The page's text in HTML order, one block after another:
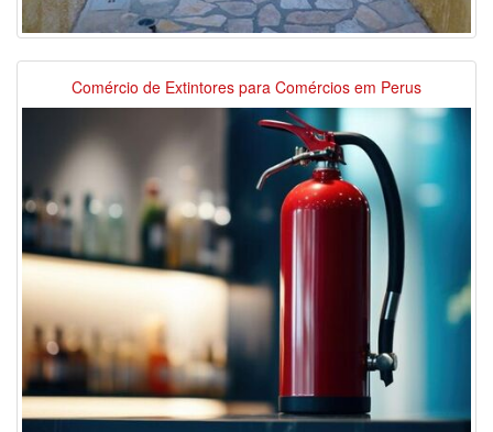
Comércio de Extintores para Comércios em Perus